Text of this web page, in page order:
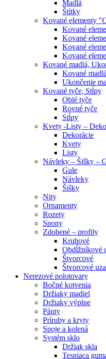
Madlá
Štítky
Kované elementy
Kované
Kované
Kované
Kované
Kované madlá,
Kované madlá
Ukončenie
Kované tyče, Stĺpy
Oblé tyče
Rovné tyče
Stĺpy
Kvety -Listy –
Dekorácie
Kvety
Listy
Návleky – Šišky –
Gule
Návleky
Šišky
Nity
Ornamenty
Rozety
Spony
Zdobené – profily
Kruhové
Obdĺžníkové
Štvorcové
Štvorcové
Nerezové polotovary
Bočné kotvenia
Držiaky madiel
Držiaky výplne
Pánty
Príruby a kryty
Spoje a kolená
Systém sklo
Držiak skla
Tesniaca